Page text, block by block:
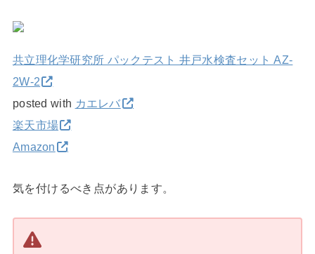
共立理化学研究所 パックテスト 井戸水検査セット AZ-
2W-2
posted with カエレバ
楽天市場
Amazon
気を付けるべき点があります。